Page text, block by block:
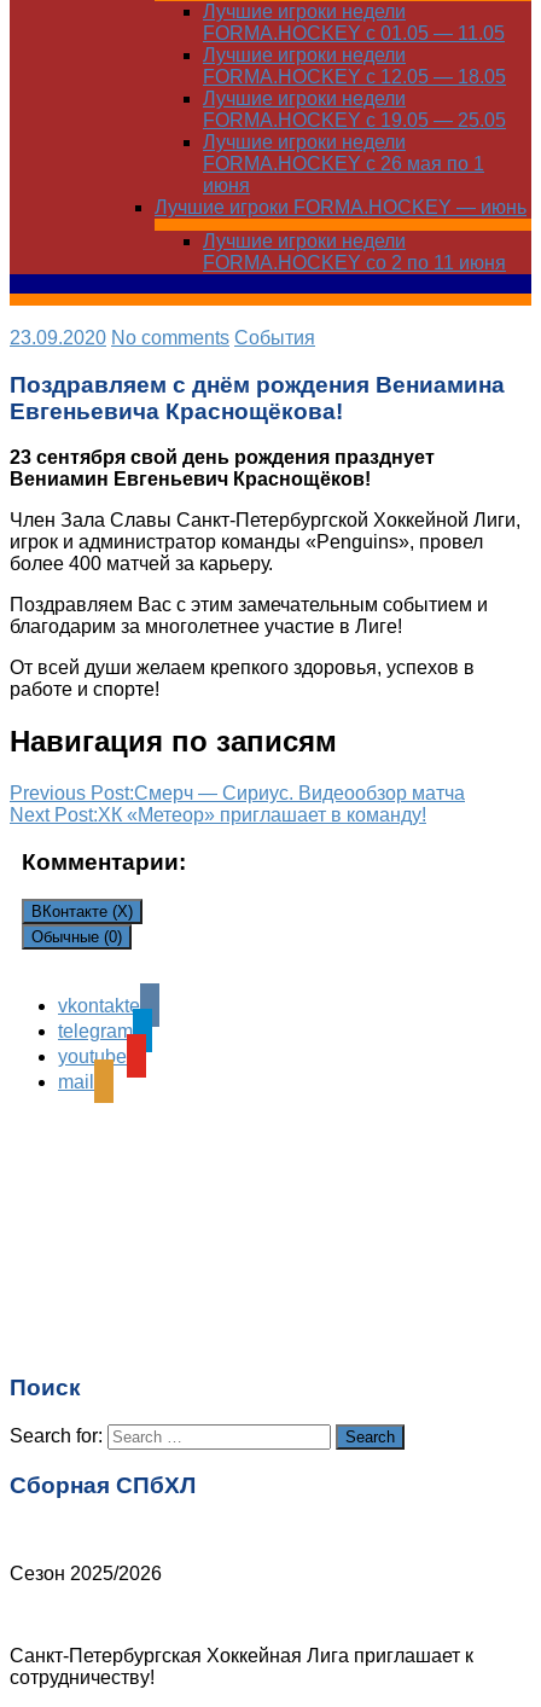
Лучшие игроки недели
FORMA.HOCKEY с 01.05 — 11.05
Лучшие игроки недели
FORMA.HOCKEY с 12.05 — 18.05
Лучшие игроки недели
FORMA.HOCKEY с 19.05 — 25.05
Лучшие игроки недели
FORMA.HOCKEY с 26 мая по 1
июня
Лучшие игроки FORMA.HOCKEY — июнь
Лучшие игроки недели
FORMA.HOCKEY со 2 по 11 июня
23.09.2020 No comments Cобытия
Поздравляем с днём рождения Вениамина
Евгеньевича Краснощёкова!
23 сентября свой день рождения празднует
Вениамин Евгеньевич Краснощёков!
Член Зала Славы Санкт-Петербургской Хоккейной Лиги,
игрок и администратор команды «Penguins», провел
более 400 матчей за карьеру.
Поздравляем Вас с этим замечательным событием и
благодарим за многолетнее участие в Лиге!
От всей души желаем крепкого здоровья, успехов в
работе и спорте!
Навигация по записям
Previous Post:Смерч — Сириус. Видеообзор матча
Next Post:ХК «Метеор» приглашает в команду!
Комментарии:
ВКонтакте (X)
Обычные (0)
Leave a Reply
Ваш адрес email не будет опубликован.
поля помечены
vkontakte
telegram
youtube
mail
Поиск
Search for: Search
Сборная СПбХЛ
Сезон 2025/2026
Санкт-Петербургская Хоккейная Лига приглашает к
сотрудничеству!